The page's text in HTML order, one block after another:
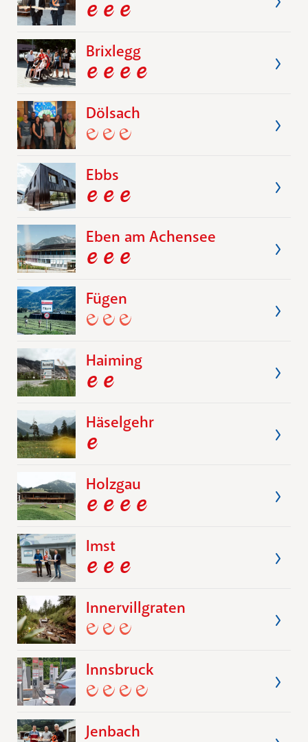
Brixlegg
Dölsach
Ebbs
Eben am Achensee
Fügen
Haiming
Häselgehr
Holzgau
Imst
Innervillgraten
Innsbruck
Jenbach